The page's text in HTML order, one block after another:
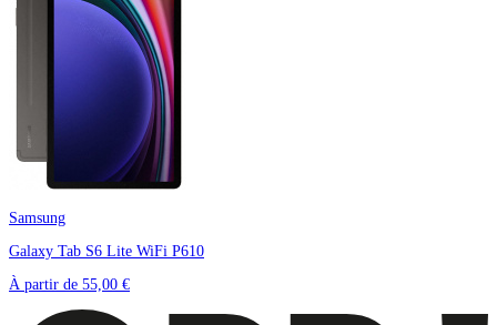
Samsung
Galaxy Tab S6 Lite WiFi P610
À partir de 55,00 €